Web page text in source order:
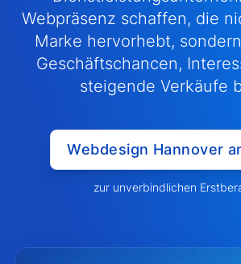
Webpräsenz schaffen, die
Marke hervorhebt,
Geschäftschancen,
steigende Verkäufe
Webdesign Hannover
zur unverbindlichen